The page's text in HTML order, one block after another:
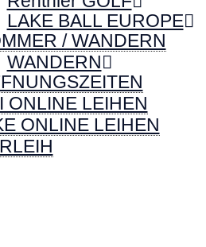
LAKE BALL EUROPE
/ WANDERN
WANDERN
ONLINE LEIHEN
ONLINE LEIHEN